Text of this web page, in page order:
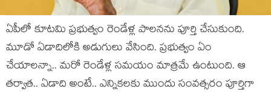
ఏపీలో కూట‌మి ప్ర‌భుత్వం రెండేళ్ల పాల‌న‌ను పూర్తి చేసుకుంది.
మూడో ఏడాదిలోకి అడుగులు వేసింది. ప్ర‌భుత్వం ఏం
చేయాల‌న్నా.. మ‌రో రెండేళ్ల స‌మ‌యం మాత్ర‌మే ఉంటుంది. ఆ
త‌ర్వాత‌.. ఏడాది అంటే.. ఎన్నిక‌ల‌కు ముందు సంవ‌త్స‌రం పూర్తిగా